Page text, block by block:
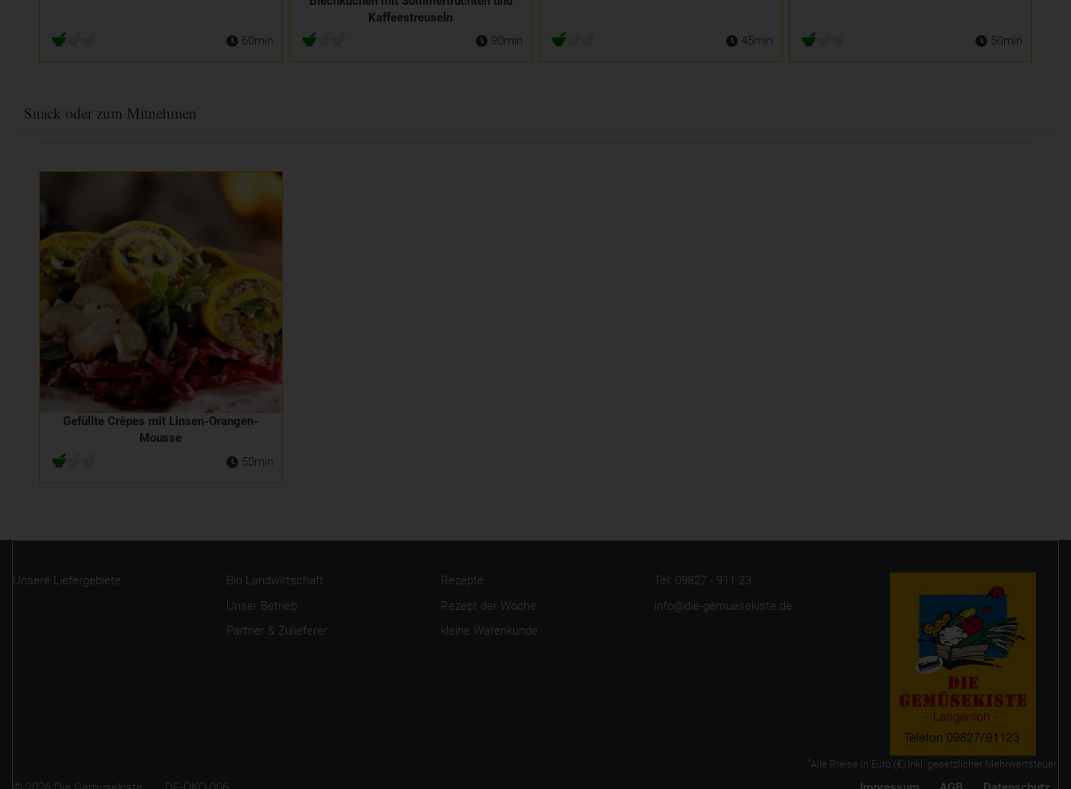
60min
Kaffeestreuseln
90min
45min 50min
Snack oder zum Mitnehmen
Gefüllte Crêpes mit Linsen-Orangen-
Mousse
50min
Unsere Liefergebiete
Bio Landwirtschaft
Unser Betrieb
Partner & Zulieferer
Rezepte
Rezept der Woche
kleine Warenkunde
Tel: 09827 - 911 23
info@die-gemuesekiste.de
*Alle Preise in Euro (€) inkl. gesetzlicher Mehrwertsteuer.